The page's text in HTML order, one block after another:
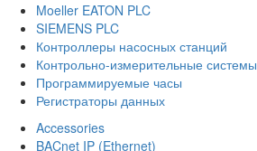
Moeller EATON PLC
SIEMENS PLC
Контроллеры насосных станций
Контрольно-измерительные системы
Программируемые часы
Регистраторы данных
Accessories
BACnet IP (Ethernet)